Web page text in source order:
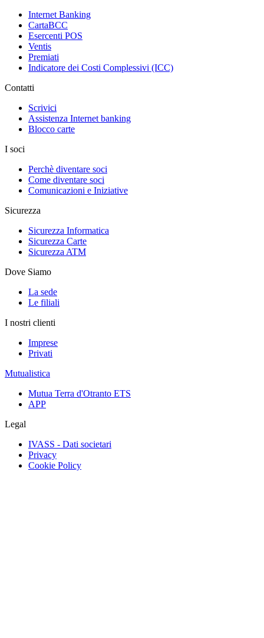
Internet Banking
CartaBCC
Esercenti POS
Ventis
Premiati
Indicatore dei Costi Complessivi (ICC)
Contatti
Scrivici
Assistenza Internet banking
Blocco carte
I soci
Perchè diventare soci
Come diventare soci
Comunicazioni e Iniziative
Sicurezza
Sicurezza Informatica
Sicurezza Carte
Sicurezza ATM
Dove Siamo
La sede
Le filiali
I nostri clienti
Imprese
Privati
Mutualistica
Mutua Terra d'Otranto ETS
APP
Legal
IVASS - Dati societari
Privacy
Cookie Policy